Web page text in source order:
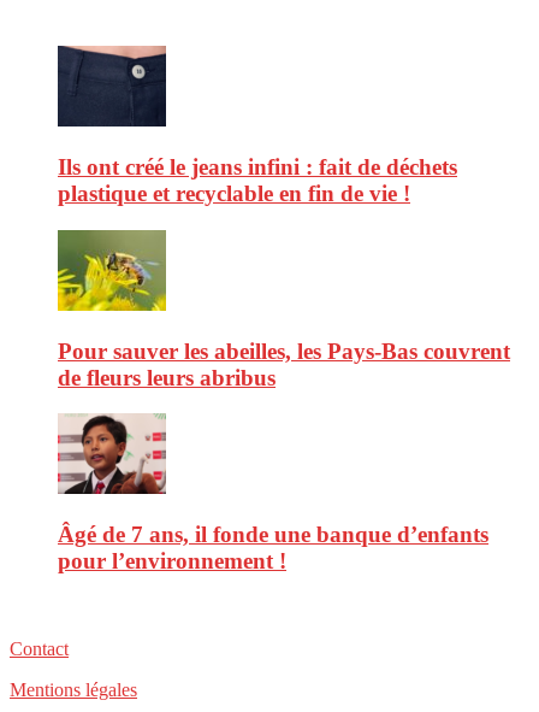
Ils ont créé le jeans infini : fait de déchets
plastique et recyclable en fin de vie !
Pour sauver les abeilles, les Pays-Bas couvrent
de fleurs leurs abribus
Âgé de 7 ans, il fonde une banque d’enfants
pour l’environnement !
Contact
Mentions légales